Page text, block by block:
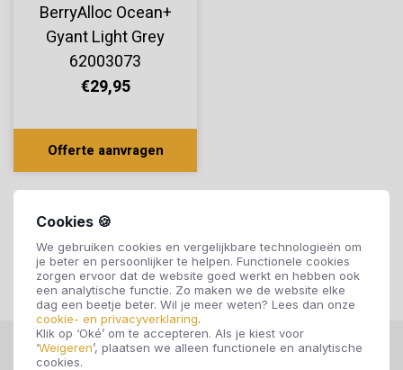
Cookies 🍪
We gebruiken cookies en vergelijkbare technologieën om
je beter en persoonlijker te helpen. Functionele cookies
zorgen ervoor dat de website goed werkt en hebben ook
een analytische functie. Zo maken we de website elke
dag een beetje beter. Wil je meer weten? Lees dan onze
cookie- en privacyverklaring.
Klik op ‘Oké’ om te accepteren. Als je kiest voor
‘Weigeren’, plaatsen we alleen functionele en analytische
cookies.
BerryAlloc Ocean+
Gyant Light Grey
62003073
€29,95
Offerte aanvragen